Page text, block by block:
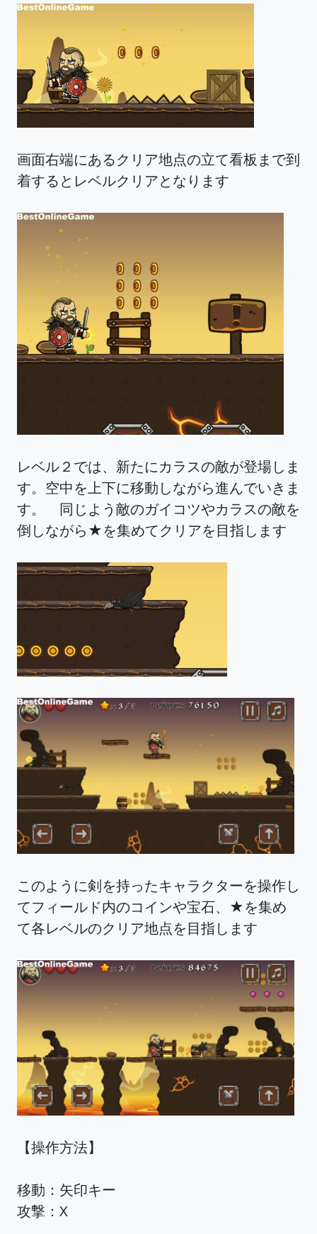
画面右端にあるクリア地点の立て看板まで到
着するとレベルクリアとなります
レベル２では、新たにカラスの敵が登場しま
す。空中を上下に移動しながら進んでいきま
す。 同じよう敵のガイコツやカラスの敵を
倒しながら★を集めてクリアを目指します
このように剣を持ったキャラクターを操作し
てフィールド内のコインや宝石、★を集め
て各レベルのクリア地点を目指します
【操作方法】
移動：矢印キー
攻撃：X